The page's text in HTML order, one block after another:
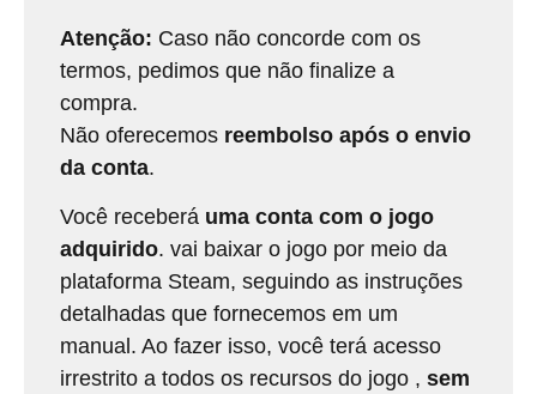
Atenção: Caso não concorde com os
termos, pedimos que não finalize a
compra.
Não oferecemos reembolso após o envio
da conta.
Você receberá uma conta com o jogo
adquirido. vai baixar o jogo por meio da
plataforma Steam, seguindo as instruções
detalhadas que fornecemos em um
manual. Ao fazer isso, você terá acesso
irrestrito a todos os recursos do jogo , sem